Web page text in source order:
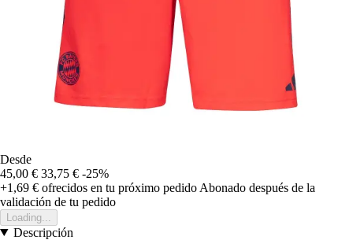
Desde
45,00 € 33,75 € -25%
+1,69 € ofrecidos en tu próximo pedido Abonado después de la
validación de tu pedido
Loading...
Descripción